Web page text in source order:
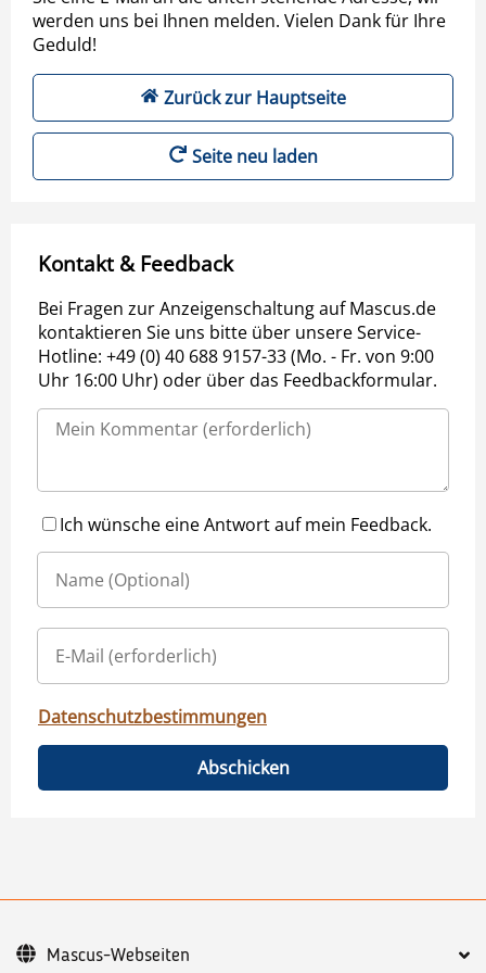
werden uns bei Ihnen melden. Vielen Dank für Ihre
Geduld!
Zurück zur Hauptseite
Seite neu laden
Kontakt & Feedback
Bei Fragen zur Anzeigenschaltung auf Mascus.de
kontaktieren Sie uns bitte über unsere Service-
Hotline: +49 (0) 40 688 9157-33 (Mo. - Fr. von 9:00
Uhr 16:00 Uhr) oder über das Feedbackformular.
Ich wünsche eine Antwort auf mein Feedback.
Datenschutzbestimmungen
Abschicken
Mascus-Webseiten